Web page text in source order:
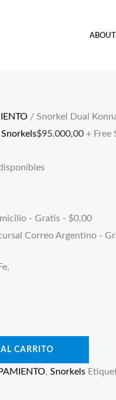
ABOUT
/ Snorkel Dual
Snorkels$95.000,00 + Free
- Gratis - $0,00
Correo Argentino -
CARRITO
, Snorkels